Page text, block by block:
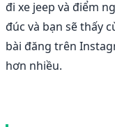
đi xe jeep và điểm
đúc và bạn sẽ thấy
bài đăng trên
hơn nhiều.